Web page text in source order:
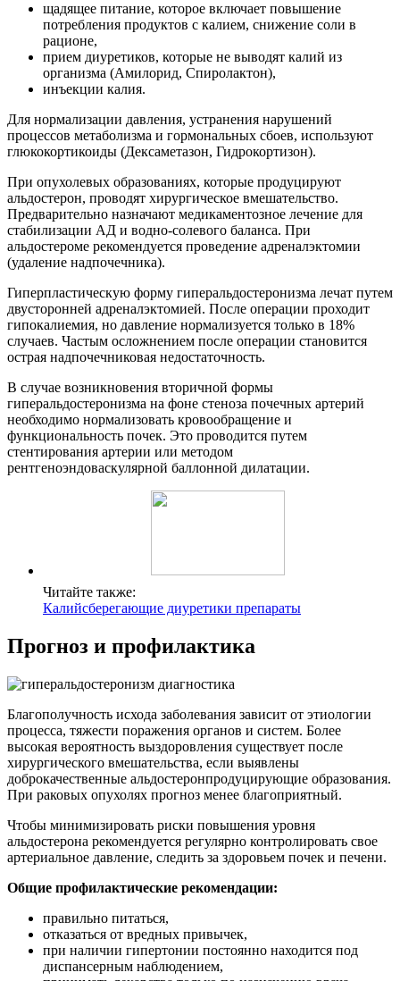
щадящее питание, которое включает повышение
потребления продуктов с калием, снижение соли в
рационе,
прием диуретиков, которые не выводят калий из
организма (Амилорид, Спиролактон),
инъекции калия.
Для нормализации давления, устранения нарушений
процессов метаболизма и гормональных сбоев, используют
глюкокортикоиды (Дексаметазон, Гидрокортизон).
При опухолевых образованиях, которые продуцируют
альдостерон, проводят хирургическое вмешательство.
Предварительно назначают медикаментозное лечение для
стабилизации АД и водно-солевого баланса. При
альдостероме рекомендуется проведение адреналэктомии
(удаление надпочечника).
Гиперпластическую форму гиперальдостеронизма лечат путем
двусторонней адреналэктомией. После операции проходит
гипокалиемия, но давление нормализуется только в 18%
случаев. Частым осложнением после операции становится
острая надпочечниковая недостаточность.
В случае возникновения вторичной формы
гиперальдостеронизма на фоне стеноза почечных артерий
необходимо нормализовать кровообращение и
функциональность почек. Это проводится путем
стентирования артерии или методом
рентгеноэндоваскулярной баллонной дилатации.
Читайте также:
Калийсберегающие диуретики препараты
Прогноз и профилактика
Благополучность исхода заболевания зависит от этиологии
процесса, тяжести поражения органов и систем. Более
высокая вероятность выздоровления существует после
хирургического вмешательства, если выявлены
доброкачественные альдостеронпродуцирующие образования.
При раковых опухолях прогноз менее благоприятный.
Чтобы минимизировать риски повышения уровня
альдостерона рекомендуется регулярно контролировать свое
артериальное давление, следить за здоровьем почек и печени.
Общие профилактические рекомендации:
правильно питаться,
отказаться от вредных привычек,
при наличии гипертонии постоянно находится под
диспансерным наблюдением,